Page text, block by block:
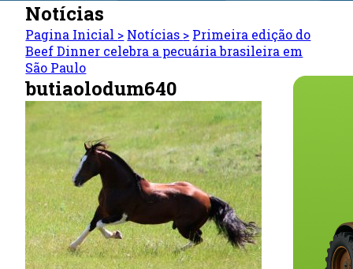
Notícias
Pagina Inicial > Notícias > Primeira edição do
Beef Dinner celebra a pecuária brasileira em
São Paulo
butiaolodum640